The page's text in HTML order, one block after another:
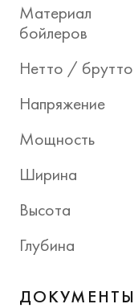
Материал
бойлеров
Нетто / брутто
Напряжение
Мощность
Ширина
Высота
Глубина
ДОКУМЕНТЫ